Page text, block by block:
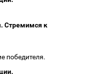
Стремимся к
победителя.